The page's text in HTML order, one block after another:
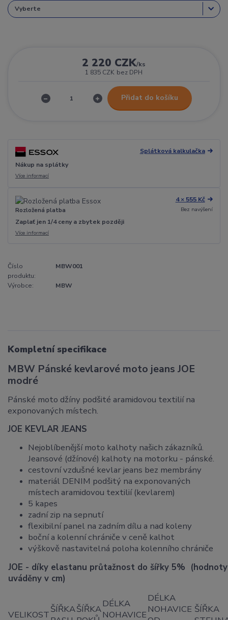
2 220 CZK/ks
1 835 CZK bez DPH
Přidat do košíku
Splátková kalkulačka
Nákup na splátky
Více informací
Rozložená platba
4 × 555 Kč
Bez navýšení
Zaplať jen 1/4 ceny a zbytek později
Více informací
Číslo
produktu:
MBW001
Výrobce: MBW
Kompletní specifikace
MBW Pánské kevlarové moto jeans JOE
modré
Pánské moto džíny podšité aramidovou textilií na
exponovaných místech.
JOE KEVLAR JEANS
Nejoblíbenější moto kalhoty našich zákazníků.
Jeansové (džínové) kalhoty na motorku - pánské.
cestovní vzdušné kevlar jeans bez membrány
materiál DENIM podšitý na exponovaných
místech aramidovou textilií (kevlarem)
5 kapes
zadní zip na sepnutí
flexibilní panel na zadním dílu a nad koleny
boční a kolenní chrániče v ceně kalhot
výškově nastavitelná poloha kolenního chrániče
JOE - díky elastanu průtažnost do šířky 5% (hodnoty
uváděny v cm)
VELIKOSTŠÍŘKAŠÍŘKADÉLKA
NOHAVICE
DÉLKA
NOHAVICE ŠÍŘKA